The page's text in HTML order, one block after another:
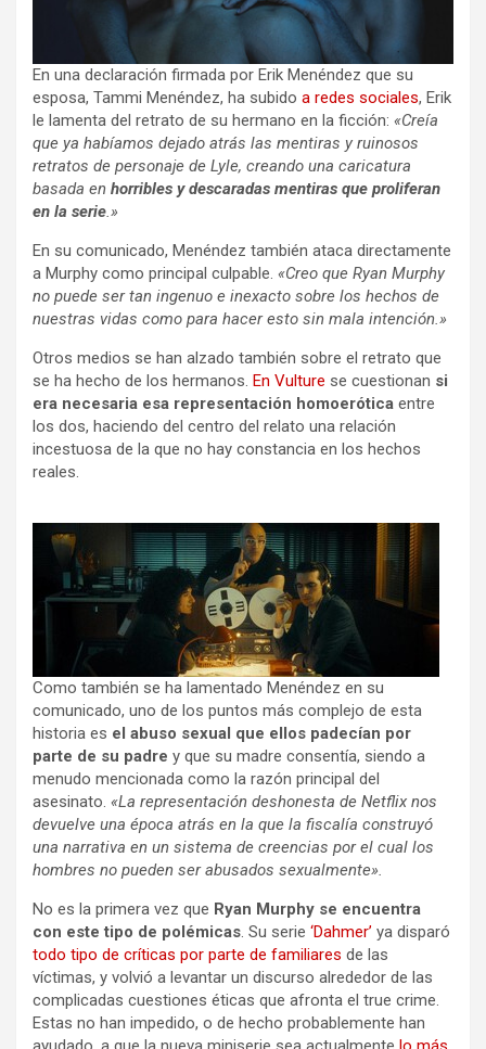
En una declaración firmada por Erik Menéndez que su
esposa, Tammi Menéndez, ha subido a redes sociales, Erik
le lamenta del retrato de su hermano en la ficción: «Creía
que ya habíamos dejado atrás las mentiras y ruinosos
retratos de personaje de Lyle, creando una caricatura
basada en horribles y descaradas mentiras que proliferan
en la serie.»
En su comunicado, Menéndez también ataca directamente
a Murphy como principal culpable. «Creo que Ryan Murphy
no puede ser tan ingenuo e inexacto sobre los hechos de
nuestras vidas como para hacer esto sin mala intención.»
Otros medios se han alzado también sobre el retrato que
se ha hecho de los hermanos. En Vulture se cuestionan si
era necesaria esa representación homoerótica entre
los dos, haciendo del centro del relato una relación
incestuosa de la que no hay constancia en los hechos
reales.
Como también se ha lamentado Menéndez en su
comunicado, uno de los puntos más complejo de esta
historia es el abuso sexual que ellos padecían por
parte de su padre y que su madre consentía, siendo a
menudo mencionada como la razón principal del
asesinato. «La representación deshonesta de Netflix nos
devuelve una época atrás en la que la fiscalía construyó
una narrativa en un sistema de creencias por el cual los
hombres no pueden ser abusados sexualmente».
No es la primera vez que Ryan Murphy se encuentra
con este tipo de polémicas. Su serie ‘Dahmer’ ya disparó
todo tipo de críticas por parte de familiares de las
víctimas, y volvió a levantar un discurso alrededor de las
complicadas cuestiones éticas que afronta el true crime.
Estas no han impedido, o de hecho probablemente han